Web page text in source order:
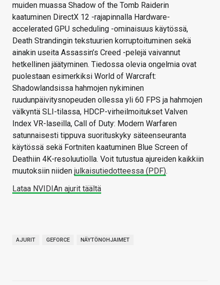
muiden muassa Shadow of the Tomb Raiderin
kaatuminen DirectX 12 -rajapinnalla Hardware-
accelerated GPU scheduling -ominaisuus käytössä,
Death Strandingin tekstuurien korruptoituminen sekä
ainakin useita Assassin’s Creed -pelejä vaivannut
hetkellinen jäätyminen. Tiedossa olevia ongelmia ovat
puolestaan esimerkiksi World of Warcraft:
Shadowlandsissa hahmojen nykiminen
ruudunpäivitysnopeuden ollessa yli 60 FPS ja hahmojen
välkyntä SLI-tilassa, HDCP-virheilmoitukset Valven
Index VR-laseilla, Call of Duty: Modern Warfaren
satunnaisesti tippuva suorituskyky säteenseuranta
käytössä sekä Fortniten kaatuminen Blue Screen of
Deathiin 4K-resoluutiolla. Voit tutustua ajureiden kaikkiin
muutoksiin niiden julkaisutiedotteessa (PDF).
Lataa NVIDIAn ajurit täältä
AJURIT GEFORCE NÄYTÖNOHJAIMET